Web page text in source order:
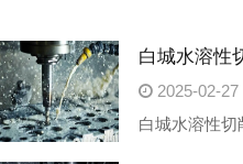
2025-02-27